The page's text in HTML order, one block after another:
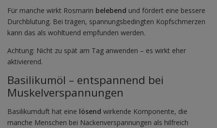
Für manche wirkt Rosmarin belebend und fördert eine bessere
Durchblutung. Bei trägen, spannungsbedingten Kopfschmerzen
kann das als wohltuend empfunden werden.
Achtung: Nicht zu spät am Tag anwenden – es wirkt eher
aktivierend.
Basilikumöl – entspannend bei
Muskelverspannungen
Basilikumduft hat eine lösend wirkende Komponente, die
manche Menschen bei Nackenverspannungen als hilfreich